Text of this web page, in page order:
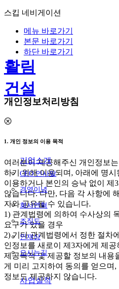
스킵 네비게이션
메뉴 바로가기
본문 바로가기
하단 바로가기
활림
건설
기업소개
CEO 인사말
경영이념
회사연혁
조직도
인재상
오시는길
사업실적
개인정보처리방침
1. 개인 정보의 이용 목적
여러분이 제공해주신 개인정보
하기 위해 이용되며, 아래에 명
이용하거나 본인의 승낙 없이 제
않습니다. 다만, 다음 각 사항에
자와 공유될 수 있습니다.
1) 관계법령에 의하여 수사상의
요구가 있을 경우
2) 기타 관계법령에서 정한 절차
인정보를 새로이 제3자에게 제
제공목적 및 제공할 정보의 내용
게 미리 고지하여 동의를 얻으며
정보도 제공하지 않습니다.